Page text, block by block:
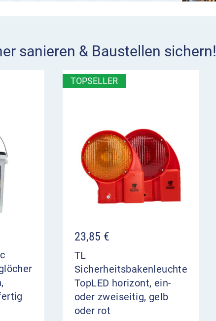
sanieren & Baustellen sichern!
TOPSELLER
23,85 €
TL
Sicherheitsbakenleuchte
TopLED horizont, ein-
oder zweiseitig, gelb
oder rot